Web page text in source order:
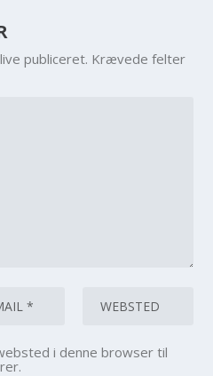
publiceret. Krævede felter
i denne browser til